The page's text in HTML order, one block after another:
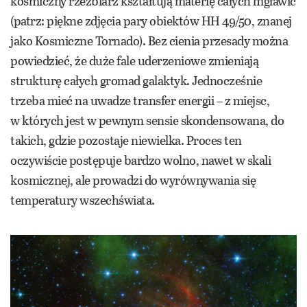
(patrz: piękne zdjęcia pary obiektów HH 49/50, znanej
jako Kosmiczne Tornado). Bez cienia przesady można
powiedzieć, że duże fale uderzeniowe zmieniają
strukturę całych gromad galaktyk. Jednocześnie
trzeba mieć na uwadze transfer energii – z miejsc,
w których jest w pewnym sensie skondensowana, do
takich, gdzie pozostaje niewielka. Proces ten
oczywiście postępuje bardzo wolno, nawet w skali
kosmicznej, ale prowadzi do wyrównywania się
temperatury wszechświata.